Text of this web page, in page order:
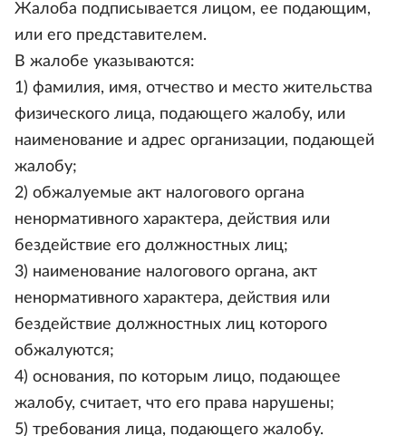
Жалоба подписывается лицом, ее подающим,
или его представителем.
В жалобе указываются:
1) фамилия, имя, отчество и место жительства
физического лица, подающего жалобу, или
наименование и адрес организации, подающей
жалобу;
2) обжалуемые акт налогового органа
ненормативного характера, действия или
бездействие его должностных лиц;
3) наименование налогового органа, акт
ненормативного характера, действия или
бездействие должностных лиц которого
обжалуются;
4) основания, по которым лицо, подающее
жалобу, считает, что его права нарушены;
5) требования лица, подающего жалобу.